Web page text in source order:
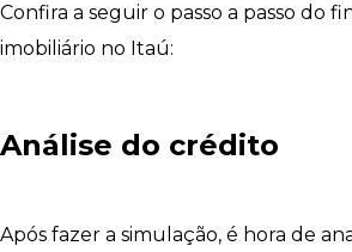
Confira a seguir o passo a passo do
imobiliário no Itaú:
Análise do crédito
Após fazer a simulação, é hora de